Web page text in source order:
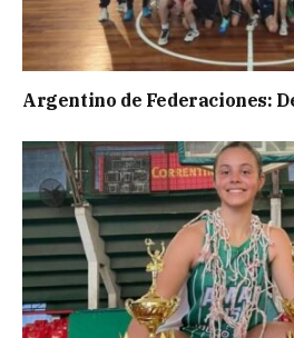
Argentino de Federaciones: